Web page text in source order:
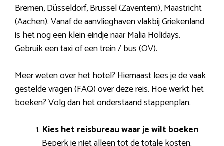
Bremen, Düsseldorf, Brussel (Zaventem), Maastricht
(Aachen). Vanaf de aanvlieghaven vlakbij Griekenland
is het nog een klein eindje naar Malia Holidays.
Gebruik een taxi of een trein / bus (OV).
Meer weten over het hotel? Hiernaast lees je de vaak
gestelde vragen (FAQ) over deze reis. Hoe werkt het
boeken? Volg dan het onderstaand stappenplan.
Kies het reisbureau waar je wilt boeken